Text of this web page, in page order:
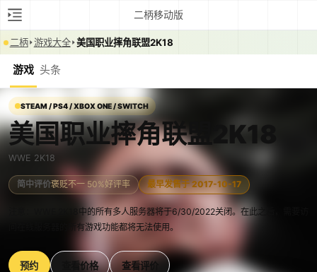
二柄移动版
二柄 游戏大全 美国职业摔角联盟2K18
游戏 头条
STEAM / PS4 / XBOX ONE / SWITCH
美国职业摔角联盟2K18
WWE 2K18
简中评价褒贬不一 50%好评率 最早发售于 2017-10-17
注意：WWE 2K18中的所有多人服务器将于6/30/2022关闭。在此之后，需要访
问在线服务器的所有游戏功能都将无法使用。
预约 查看价格 查看评价